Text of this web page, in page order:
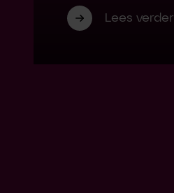
Lees verder